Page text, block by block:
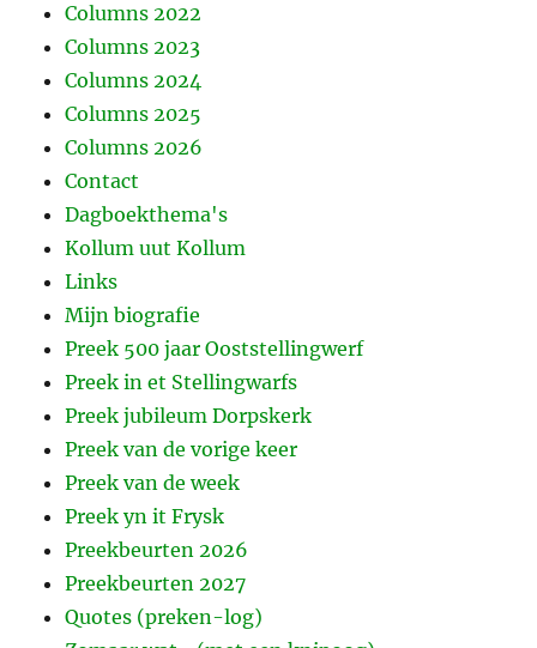
Columns 2022
Columns 2023
Columns 2024
Columns 2025
Columns 2026
Contact
Dagboekthema's
Kollum uut Kollum
Links
Mijn biografie
Preek 500 jaar Ooststellingwerf
Preek in et Stellingwarfs
Preek jubileum Dorpskerk
Preek van de vorige keer
Preek van de week
Preek yn it Frysk
Preekbeurten 2026
Preekbeurten 2027
Quotes (preken-log)